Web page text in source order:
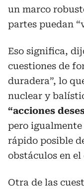
un marco
partes puedan
Eso significa,
cuestiones de
duradera”, lo
nuclear y
“acciones
pero
rápido posible
obstáculos en el
Otra de las